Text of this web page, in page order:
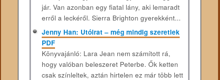
jár. Van azonban egy fiatal lány, aki lemaradt
erről a leckéről. Sierra Brighton gyerekként...
Jenny Han: Utóirat – még mindig szeretlek
PDF
Könyvajánló: Lara Jean nem számított rá,
hogy valóban beleszeret Peterbe. Ők ketten
csak színleltek, aztán hirtelen ez már több lett